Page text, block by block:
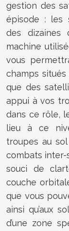
gestion des
épisode : les
des
machine
vous
champs
que des
appui à vos
dans ce rôle,
lieu à ce
troupes au
combats inter-
souci de
couche
que vous
ainsi qu’aux
d’une zone